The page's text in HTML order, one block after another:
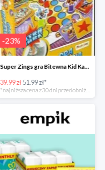
-23%
Super Zings gra Bitewna Kid Kazom w super cenie w Empiku Premium
39.99 zł51.99 zł*
*najniższa cena z 30 dni przed obniżką